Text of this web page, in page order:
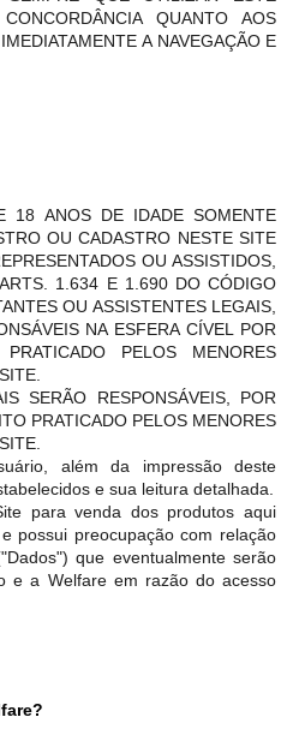
QUANTO AOS
A NAVEGAÇÃO E
18 ANOS DE IDADE SOMENTE
OU CADASTRO NESTE SITE
OU ASSISTIDOS,
1.634 E 1.690 DO CÓDIGO
OU ASSISTENTES LEGAIS,
NA ESFERA CÍVEL POR
PELOS MENORES
SERÃO RESPONSÁVEIS, POR
PRATICADO PELOS MENORES
além da impressão deste
e sua leitura detalhada.
para venda dos produtos aqui
possui preocupação com relação
que eventualmente serão
e a Welfare em razão do acesso